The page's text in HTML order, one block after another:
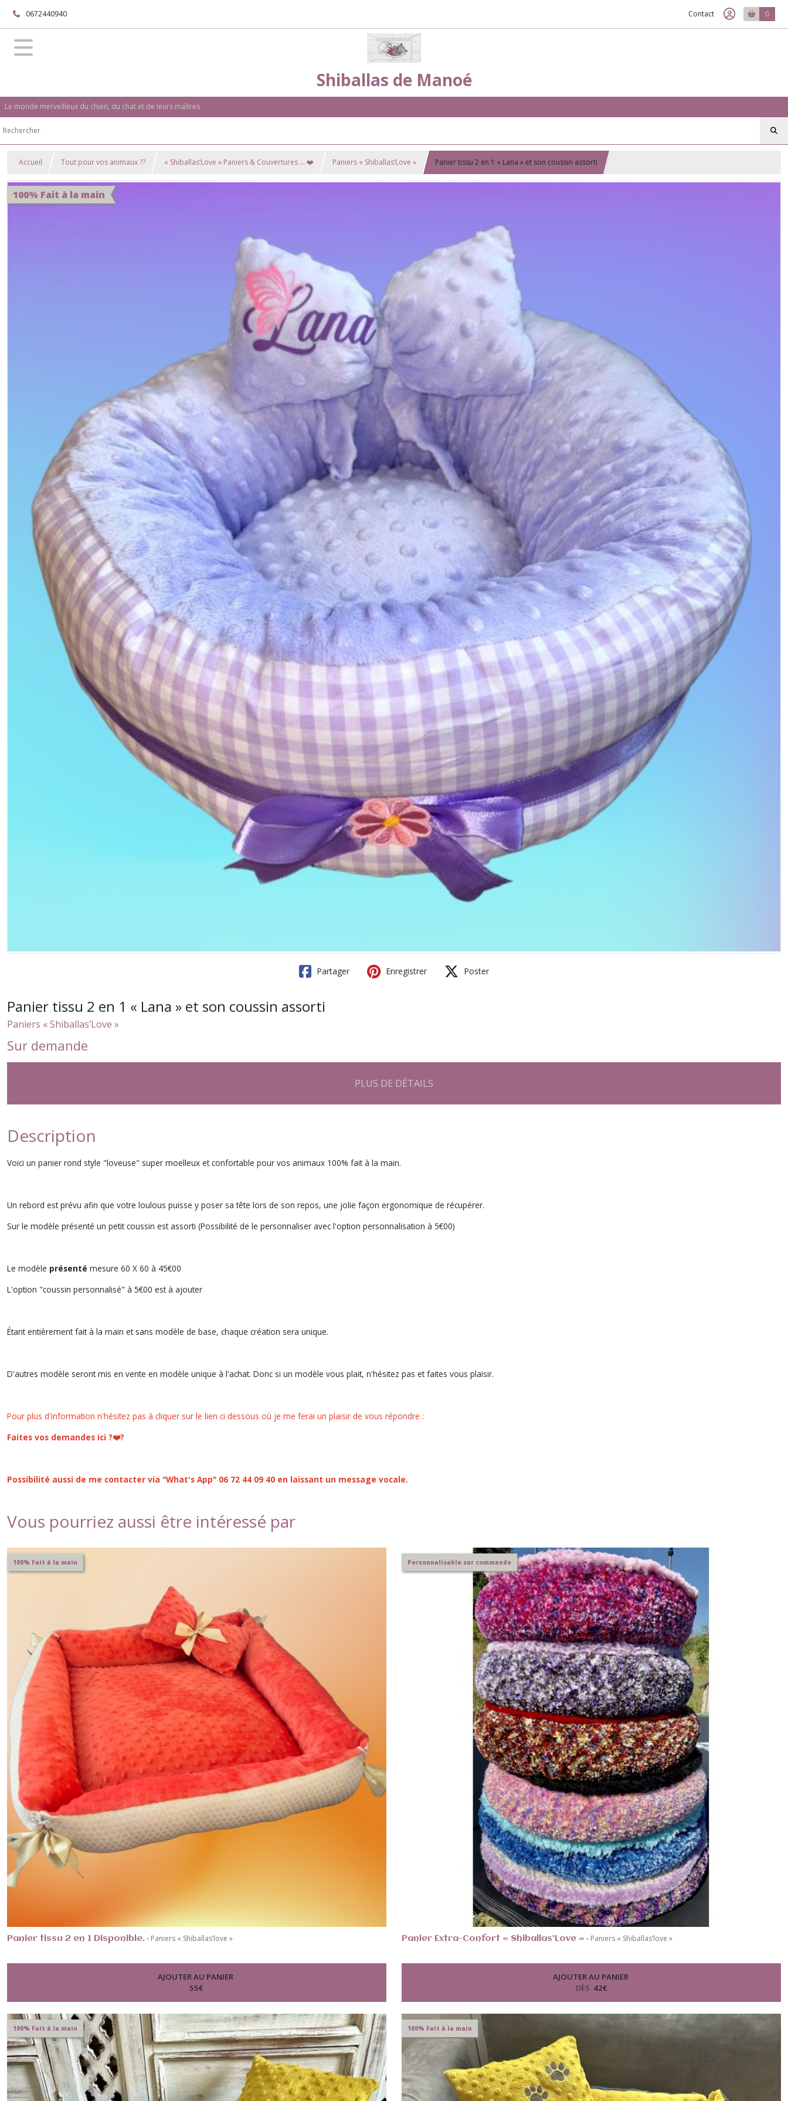
0672440940 Contact 0
Shiballas de Manoé
Le monde merveilleux du chien, du chat et de leurs maîtres
Accueil Tout pour vos animaux ?? « Shiballas’Love » Paniers & Couvertures … ❤️ Paniers « Shiballas’Love » Panier tissu 2 en 1 « Lana » et son coussin assorti
100% Fait à la main
Partager Enregistrer Poster
Panier tissu 2 en 1 « Lana » et son coussin assorti
Paniers « Shiballas’Love »
Sur demande
PLUS DE DÉTAILS
Description
Voici un panier rond style "loveuse" super moelleux et confortable pour vos animaux 100% fait à la main.
Un rebord est prévu afin que votre loulous puisse y poser sa tête lors de son repos, une jolie façon ergonomique de récupérer.
Sur le modèle présenté un petit coussin est assorti (Possibilité de le personnaliser avec l'option personnalisation à 5€00)
Le modèle présenté mesure 60 X 60 à 45€00
L'option "coussin personnalisé" à 5€00 est à ajouter
Étant entièrement fait à la main et sans modèle de base, chaque création sera unique.
D'autres modèle seront mis en vente en modèle unique à l'achat. Donc si un modèle vous plait, n'hésitez pas et faites vous plaisir.
Pour plus d'information n'hésitez pas à cliquer sur le lien ci dessous où je me ferai un plaisir de vous répondre :
Faites vos demandes ici ?❤️?
Possibilité aussi de me contacter via "What's App" 06 72 44 09 40 en laissant un message vocale.
Vous pourriez aussi être intéressé par
100% Fait à la main
Panier tissu 2 en 1 Disponible. - Paniers « Shiballas’love »
AJOUTER AU PANIER
55€
Personnalisable sur commande
Panier Extra-Confort « Shiballas’Love » - Paniers « Shiballas’love »
AJOUTER AU PANIER
DÈS 42€
100% Fait à la main 100% Fait à la main